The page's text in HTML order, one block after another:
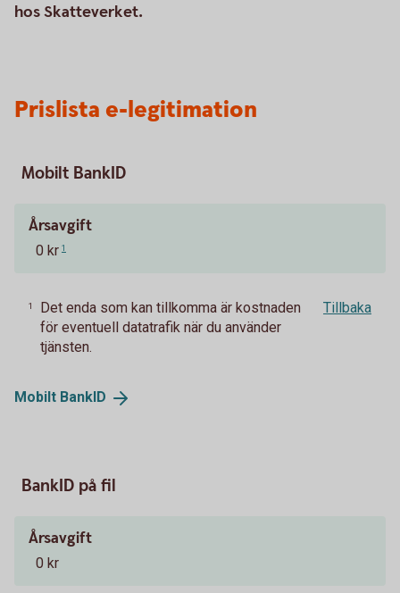
hos Skatteverket.
Prislista e-legitimation
Mobilt BankID
Årsavgift
0 kr 1
1
Det enda som kan tillkomma är kostnaden
för eventuell datatrafik när du använder
tjänsten.
Tillbaka
Mobilt BankID
BankID på fil
Årsavgift
0 kr